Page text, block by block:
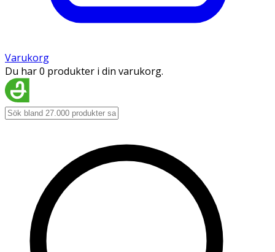
Varukorg
Du har 0 produkter i din varukorg.